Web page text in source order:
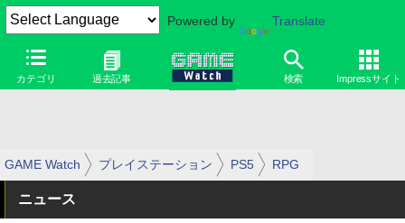
Powered by Translate
カテゴリ 過去記事 検索 Impressサイト
GAME Watch プレイステーション PS5 RPG
ニュース